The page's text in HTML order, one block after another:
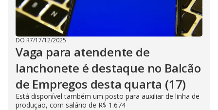
DO R7/17/12/2025
Vaga para atendente de
lanchonete é destaque no Balcão
de Empregos desta quarta (17)
Está disponível também um posto para auxiliar de linha de
produção, com salário de R$ 1.674